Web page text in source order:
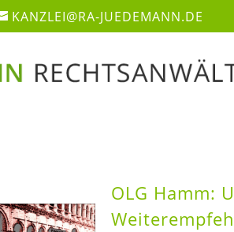
KANZLEI@RA-JUEDEMANN.DE
OLG Hamm: